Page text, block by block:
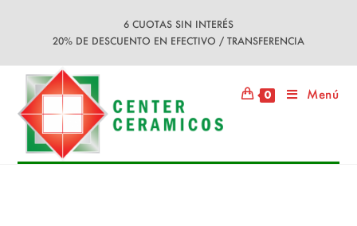
6 CUOTAS SIN INTERÉS
20% DE DESCUENTO EN EFECTIVO / TRANSFERENCIA
0 Menú